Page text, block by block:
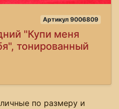
Артикул 9006809
"Купи меня
тонированный
по размеру и